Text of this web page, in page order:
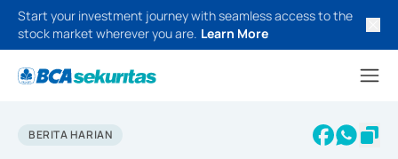
Start your investment journey with seamless access to the
stock market wherever you are. Learn More
BERITA HARIAN